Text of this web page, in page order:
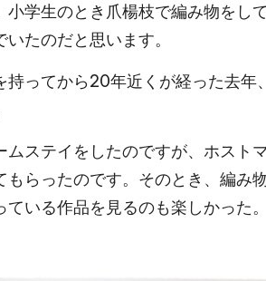
学生のとき爪楊枝で編み物をし
たのだと思います。
ってから20年近くが経った去年
ムステイをしたのですが、ホスト
らったのです。そのとき、編み
いる作品を見るのも楽しかった。